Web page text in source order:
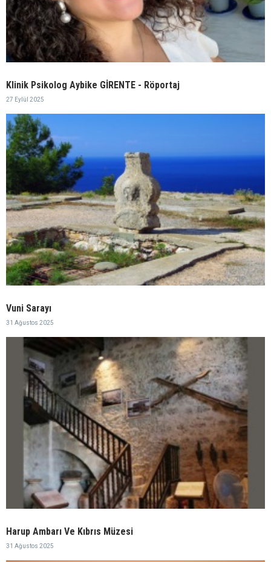
Klinik Psikolog Aybike GİRENTE - Röportaj
27 Eylül 2025
Vuni Sarayı
31 Ağustos 2025
Harup Ambarı Ve Kıbrıs Müzesi
31 Ağustos 2025